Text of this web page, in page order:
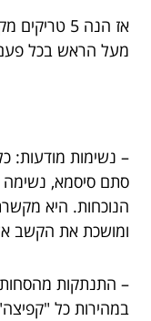
אז הנה 5
מעל הראש בכל
– נשימות מודעות:
סתם סיסמא, נשימה
הנוכחות. היא
ומושכת את הקשב
– התנתקות מהסחות
במהירות כל